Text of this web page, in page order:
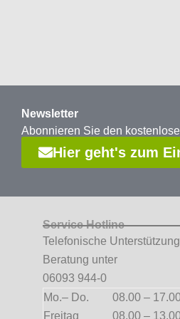
Newsletter
Abonnieren Sie den
Hier geht's zum
Service Hotline
Telefonische
Beratung unter
06093 944-0
Mo.– Do.
08.00 –
Freitag
08.00 –